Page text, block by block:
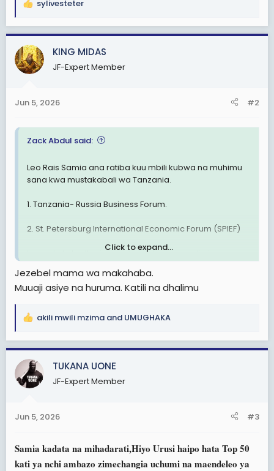
R
a
c
t
i
s
sylivesteter
KING MIDAS
JF-Expert Member
Jun 5, 2026 #2
Zack Abdul said:
Leo Rais Samia ana ratiba kuu mbili kubwa na muhimu
sana kwa mustakabali wa Tanzania.
1. Tanzania- Russia Business Forum.
2. St. Petersburg International Economic Forum (SPIEF)
Lengo la kuhudhuria majukwaa hayo mawili ni
uwekezaji zaidi nchini Tanzanian.
attachment 3601455epeta 🎶
Click to expand...
Jezebel mama wa makahaba.
Muuaji asiye na huruma. Katili na dhalimu
R
a
c
t
i
s
akili mwili mzima and UMUGHAKA
TUKANA UONE
JF-Expert Member
Jun 5, 2026 #3
Samia kadata na mihadarati,Hiyo Urusi haipo hata Top 50
kati ya nchi ambazo zimechangia uchumi na maendeleo ya